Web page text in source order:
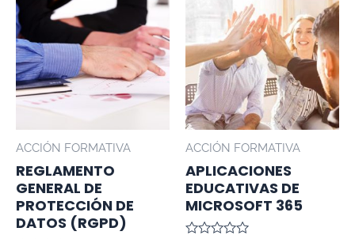
ACCIÓN FORMATIVA
REGLAMENTO
GENERAL DE
PROTECCIÓN DE
DATOS (RGPD)
ACCIÓN FORMATIVA
APLICACIONES
EDUCATIVAS DE
MICROSOFT 365